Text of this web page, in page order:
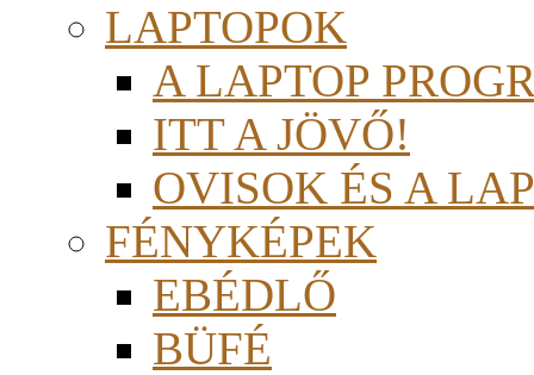
LAPTOPOK
A LAPTOP
ITT A JÖVŐ!
OVISOK ÉS A
FÉNYKÉPEK
EBÉDLŐ
BÜFÉ